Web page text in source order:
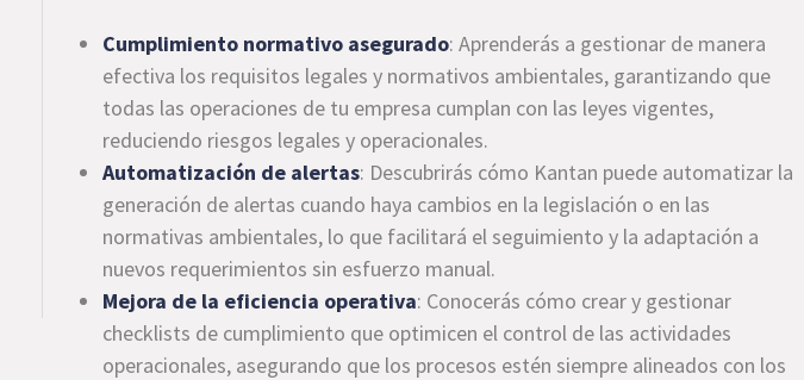
Cumplimiento normativo asegurado: Aprenderás a gestionar de manera
efectiva los requisitos legales y normativos ambientales, garantizando que
todas las operaciones de tu empresa cumplan con las leyes vigentes,
reduciendo riesgos legales y operacionales.
Automatización de alertas: Descubrirás cómo Kantan puede automatizar la
generación de alertas cuando haya cambios en la legislación o en las
normativas ambientales, lo que facilitará el seguimiento y la adaptación a
nuevos requerimientos sin esfuerzo manual.
Mejora de la eficiencia operativa: Conocerás cómo crear y gestionar
checklists de cumplimiento que optimicen el control de las actividades
operacionales, asegurando que los procesos estén siempre alineados con los